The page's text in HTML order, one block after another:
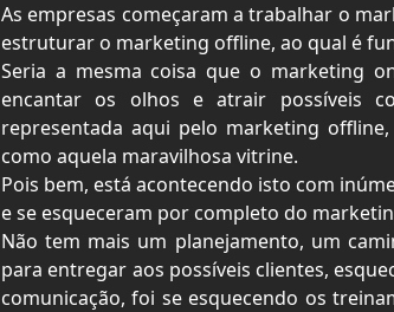
As empresas começaram a trabalhar o
estruturar o marketing offline, ao qual é
Seria a mesma coisa que o marketing
encantar os olhos e atrair possíveis
representada aqui pelo marketing
como aquela maravilhosa vitrine.
Pois bem, está acontecendo isto com
e se esqueceram por completo do
Não tem mais um planejamento, um
para entregar aos possíveis clientes,
comunicação, foi se esquecendo os